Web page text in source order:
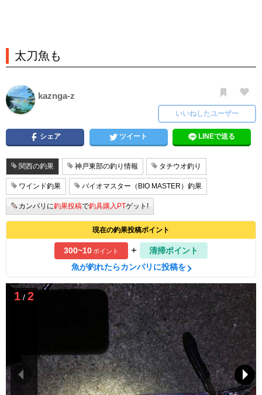
太刀魚も
kaznga-z
いいねしたユーザー
シェア ツイート LINEで送る
関西の釣果 神戸東部の釣り情報 タチウオ釣り
ワインド釣果 バイオマスター（BIO MASTER）釣果
カンパリに釣果投稿で釣具購入PTゲット!
現在の釣果投稿ポイント
300~10ポイント +
清掃ポイント
魚が釣れたらカンパリに投稿を
1 / 2